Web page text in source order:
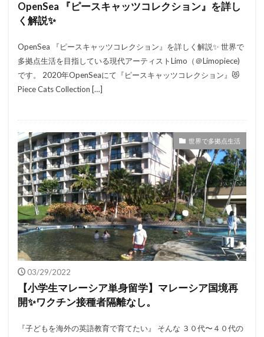
OpenSea 『ピースキャッツコレクション』を詳し
く解説✨
OpenSea 『ピースキャッツコレクション』を詳しく解説✨ 世界で
多拠点生活を目指している現代アーティストLimo（＠Limopiece)
です。 2020年OpenSeaにて『ピースキャッツコレクション』😻
Piece Cats Collection […]
世界で多拠点生活
03/29/2022
【小学生マレーシア単身留学】マレーシア国境再
開✨ワクチン接種者隔離なし。
『子どもを海外の英語教育で育てたい』 そんな ３０代〜４０代の